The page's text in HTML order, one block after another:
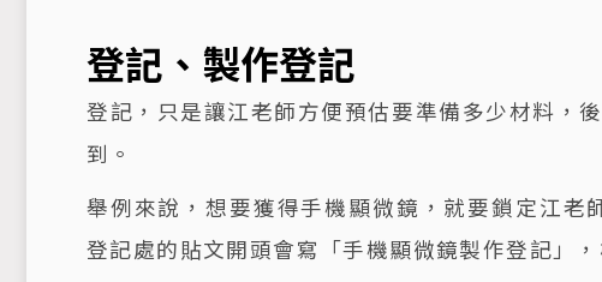
登記、製作登記
登記，只是讓江老師方便預估要準備多少材料，
到。
舉例來說，想要獲得手機顯微鏡，就要鎖定江
登記處的貼文開頭會寫「手機顯微鏡製作登記」